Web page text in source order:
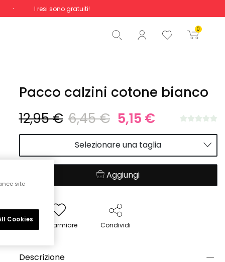
I resi sono gratuiti!
0
Totale 0,00 €
Inizio ordine
Pacco calzini cotone bianco
12,95 € 6,45 € 5,15 €
Selezionare una taglia
Aggiungi
Risparmiare Condividi
Descrizione
site
Cookies